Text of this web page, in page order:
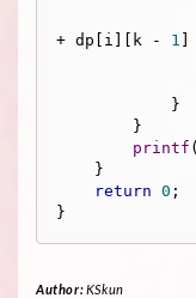
+ dp[i][k - 1
printf (
return 0 ;
Author:KSkun